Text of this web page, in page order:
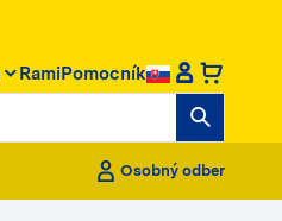
RamiPomocník
Osobný odber